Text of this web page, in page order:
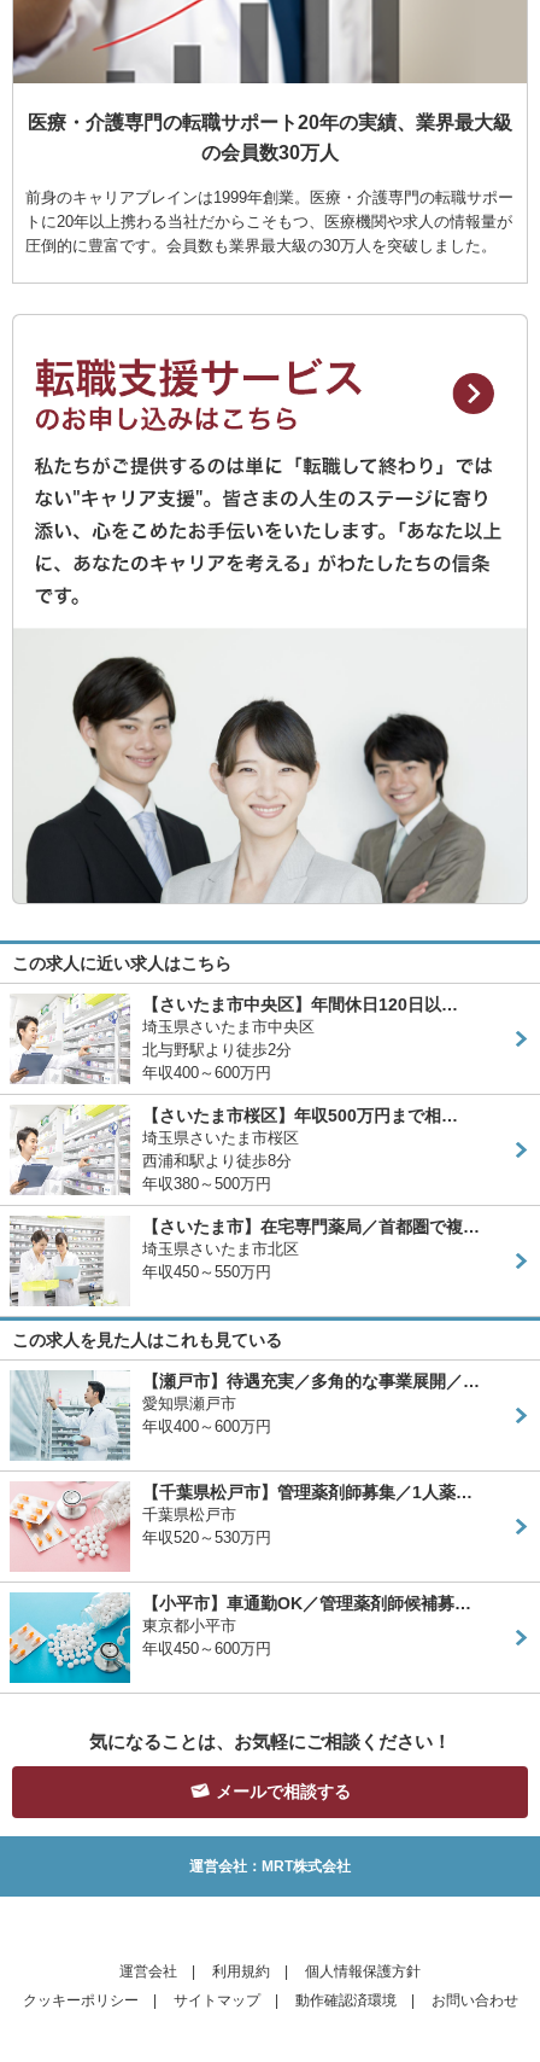
医療・介護専門の転職サポート20年の実績、業界最大級
の会員数30万人
前身のキャリアブレインは1999年創業。医療・介護専門の転職サポー
トに20年以上携わる当社だからこそもつ、医療機関や求人の情報量が
圧倒的に豊富です。会員数も業界最大級の30万人を突破しました。
この求人に近い求人はこちら
【さいたま市中央区】年間休日120日以…
埼玉県さいたま市中央区
北与野駅より徒歩2分
年収400～600万円
【さいたま市桜区】年収500万円まで相…
埼玉県さいたま市桜区
西浦和駅より徒歩8分
年収380～500万円
【さいたま市】在宅専門薬局／首都圏で複…
埼玉県さいたま市北区
年収450～550万円
この求人を見た人はこれも見ている
【瀬戸市】待遇充実／多角的な事業展開／…
愛知県瀬戸市
年収400～600万円
【千葉県松戸市】管理薬剤師募集／1人薬…
千葉県松戸市
年収520～530万円
【小平市】車通勤OK／管理薬剤師候補募…
東京都小平市
年収450～600万円
気になることは、お気軽にご相談ください！
メールで相談する
運営会社：MRT株式会社
運営会社 利用規約
個人情報保護方針
クッキーポリシー
サイトマップ| 動作確認済環境| お問い合わせ